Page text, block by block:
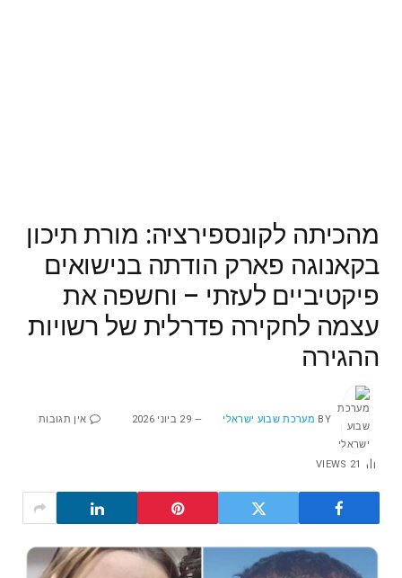
מהכיתה לקונספירציה: מורת תיכון
בקאנוגה פארק הודתה בנישואים
פיקטיביים לעזתי – וחשפה את
עצמה לחקירה פדרלית של רשויות
ההגירה
BY מערכת שבוע ישראלי 29 ביוני 2026 אין תגובות
21
VIEWS